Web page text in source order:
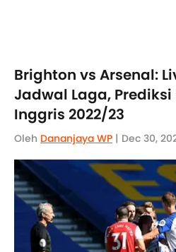
Brighton vs Arsenal:
Jadwal Laga,
Inggris 2022/23
Oleh Dananjaya WP | Dec 30,